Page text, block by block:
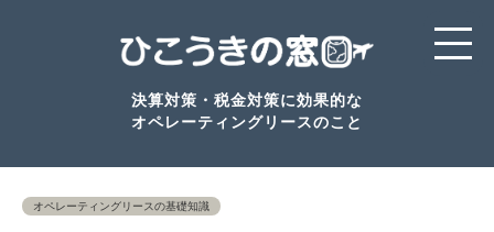
決算対策・税金対策に効果的な
オペレーティングリースのこと
オペレーティングリースの基礎知識